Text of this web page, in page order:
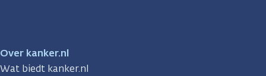
Over kanker.nl
Wat biedt kanker.nl